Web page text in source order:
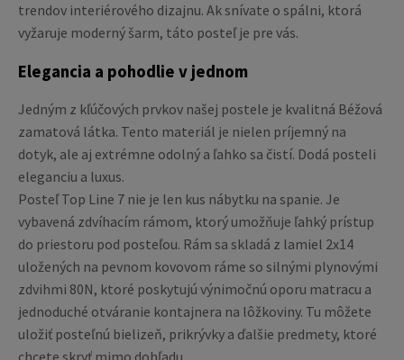
trendov interiérového dizajnu. Ak snívate o spálni, ktorá
vyžaruje moderný šarm, táto posteľ je pre vás.
Elegancia a pohodlie v jednom
Jedným z kľúčových prvkov našej postele je kvalitná Béžová
zamatová látka. Tento materiál je nielen príjemný na
dotyk, ale aj extrémne odolný a ľahko sa čistí. Dodá posteli
eleganciu a luxus.
Posteľ Top Line 7 nie je len kus nábytku na spanie. Je
vybavená zdvíhacím rámom, ktorý umožňuje ľahký prístup
do priestoru pod posteľou. Rám sa skladá z lamiel 2x14
uložených na pevnom kovovom ráme so silnými plynovými
zdvihmi 80N, ktoré poskytujú výnimočnú oporu matracu a
jednoduché otváranie kontajnera na lôžkoviny. Tu môžete
uložiť posteľnú bielizeň, prikrývky a ďalšie predmety, ktoré